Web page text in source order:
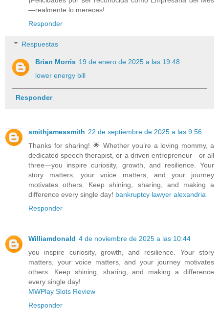
—realmente lo mereces!
Responder
Respuestas
Brian Morris 19 de enero de 2025 a las 19:48
lower energy bill
Responder
smithjamessmith 22 de septiembre de 2025 a las 9:56
Thanks for sharing! 🌟 Whether you’re a loving mommy, a
dedicated speech therapist, or a driven entrepreneur—or all
three—you inspire curiosity, growth, and resilience. Your
story matters, your voice matters, and your journey
motivates others. Keep shining, sharing, and making a
difference every single day! bankruptcy lawyer alexandria
Responder
Williamdonald 4 de noviembre de 2025 a las 10:44
you inspire curiosity, growth, and resilience. Your story
matters, your voice matters, and your journey motivates
others. Keep shining, sharing, and making a difference
every single day!
MWPlay Slots Review
Responder